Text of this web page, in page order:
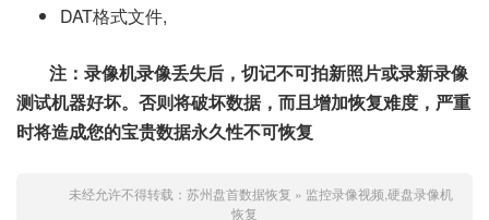
DAT格式文件,
注：录像机录像丢失后，切记不可拍新照片或录新录像
测试机器好坏。否则将破坏数据，而且增加恢复难度，严重
时将造成您的宝贵数据永久性不可恢复
未经允许不得转载： 苏州盘首数据恢复 » 监控录像视频,硬盘录像机
恢复